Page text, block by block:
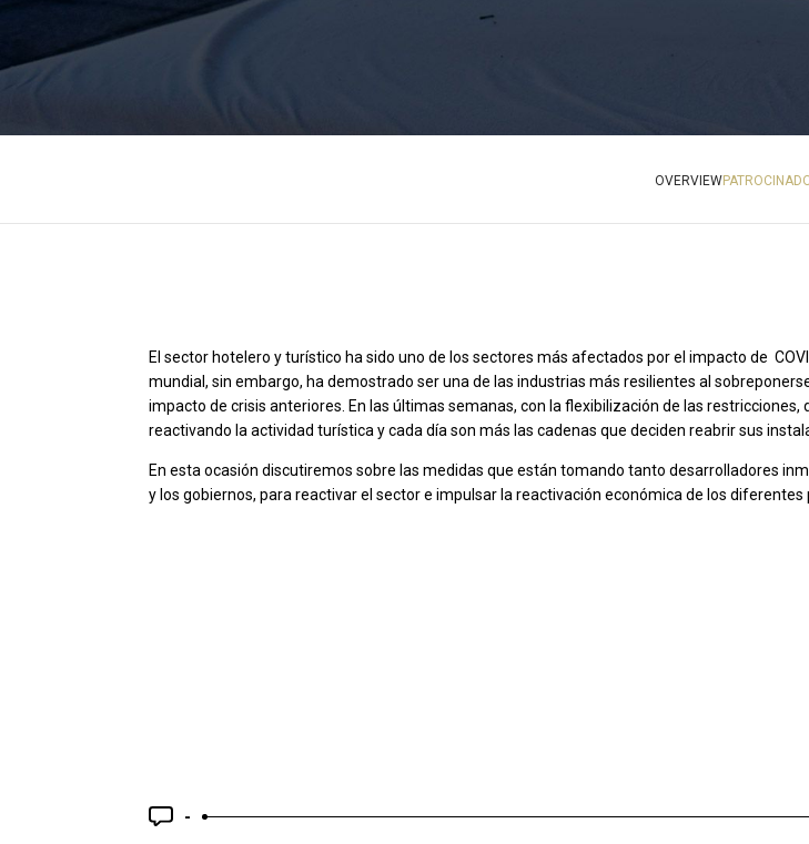
OVERVIEW
El sector hotelero y turístico ha sido uno de los sectores más afectados por el impacto de
mundial, sin embargo, ha demostrado ser una de las industrias más resilientes al
impacto de crisis anteriores. En las últimas semanas, con la flexibilización de las restricciones,
reactivando la actividad turística y cada día son más las cadenas que deciden reabrir sus
En esta ocasión discutiremos sobre las medidas que están tomando tanto desarrolladores
y los gobiernos, para reactivar el sector e impulsar la reactivación económica de los diferentes
-